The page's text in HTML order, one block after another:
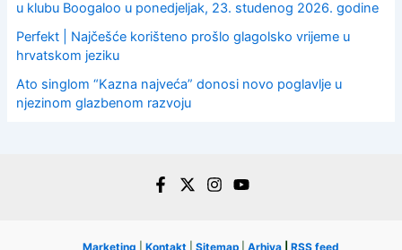
u klubu Boogaloo u ponedjeljak, 23. studenog 2026. godine
Perfekt | Najčešće korišteno prošlo glagolsko vrijeme u
hrvatskom jeziku
Ato singlom “Kazna najveća” donosi novo poglavlje u
njezinom glazbenom razvoju